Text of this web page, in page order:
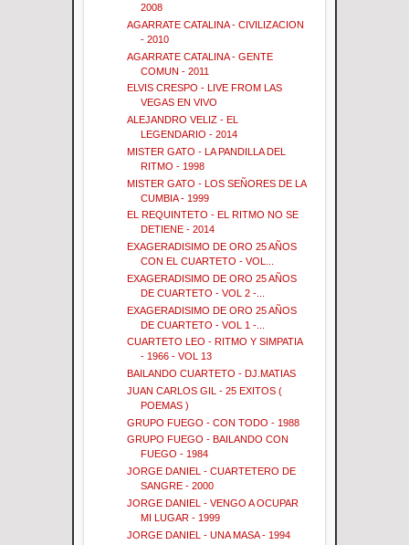
2008
AGARRATE CATALINA - CIVILIZACION
- 2010
AGARRATE CATALINA - GENTE
COMUN - 2011
ELVIS CRESPO - LIVE FROM LAS
VEGAS EN VIVO
ALEJANDRO VELIZ - EL
LEGENDARIO - 2014
MISTER GATO - LA PANDILLA DEL
RITMO - 1998
MISTER GATO - LOS SEÑORES DE LA
CUMBIA - 1999
EL REQUINTETO - EL RITMO NO SE
DETIENE - 2014
EXAGERADISIMO DE ORO 25 AÑOS
CON EL CUARTETO - VOL...
EXAGERADISIMO DE ORO 25 AÑOS
DE CUARTETO - VOL 2 -...
EXAGERADISIMO DE ORO 25 AÑOS
DE CUARTETO - VOL 1 -...
CUARTETO LEO - RITMO Y SIMPATIA
- 1966 - VOL 13
BAILANDO CUARTETO - DJ.MATIAS
JUAN CARLOS GIL - 25 EXITOS (
POEMAS )
GRUPO FUEGO - CON TODO - 1988
GRUPO FUEGO - BAILANDO CON
FUEGO - 1984
JORGE DANIEL - CUARTETERO DE
SANGRE - 2000
JORGE DANIEL - VENGO A OCUPAR
MI LUGAR - 1999
JORGE DANIEL - UNA MASA - 1994